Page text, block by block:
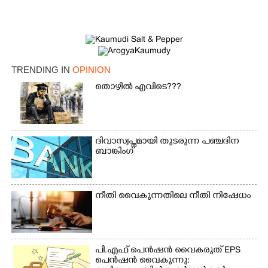
TRENDING IN OPINION
തൊഴിൽ എവിടെ???
ദിവാസ്വപ്നമായി തുടരുന്ന പഞ്ചദിന
ബാങ്കിംഗ്
നീതി വൈകുന്നതിലെ നീതി നിഷേധം
പി.എഫ് പെൻഷൻ വൈകരുത് EPS
പെൻഷൻ വൈകുന്നു: